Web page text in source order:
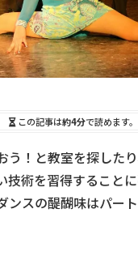
この記事は約4分で読めます。
う！と教室を探した
技術を習得すること
ンスの醍醐味はパー